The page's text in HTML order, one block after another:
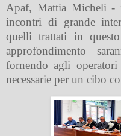
Apaf, Mattia Micheli -
incontri di grande
quelli trattati in
approfondimento
fornendo agli
necessarie per un cibo